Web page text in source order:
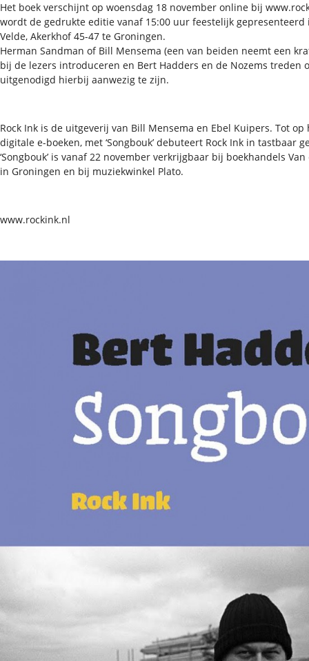
Het boek verschijnt op woensdag 18 november online bij
wordt de gedrukte editie vanaf 15:00 uur feestelijk gepresenteerd
Velde, Akerkhof 45-47 te Groningen.
Herman Sandman of Bill Mensema (een van beiden neemt een
bij de lezers introduceren en Bert Hadders en de Nozems treden
uitgenodigd hierbij aanwezig te zijn.
Rock Ink is de uitgeverij van Bill Mensema en Ebel Kuipers. Tot
digitale e-boeken, met ‘Songbouk’ debuteert Rock Ink in tastbaar
‘Songbouk’ is vanaf 22 november verkrijgbaar bij boekhandels
in Groningen en bij muziekwinkel Plato.
www.rockink.nl